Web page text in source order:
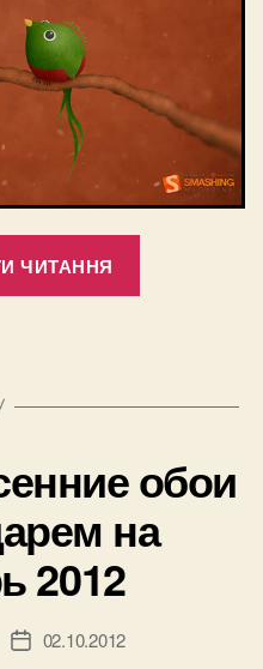
ЧИТАННЯ
с
на
ноябрь
2012”
обои
на
2012
Дата02.10.2012